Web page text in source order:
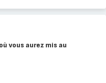
vous aurez mis au